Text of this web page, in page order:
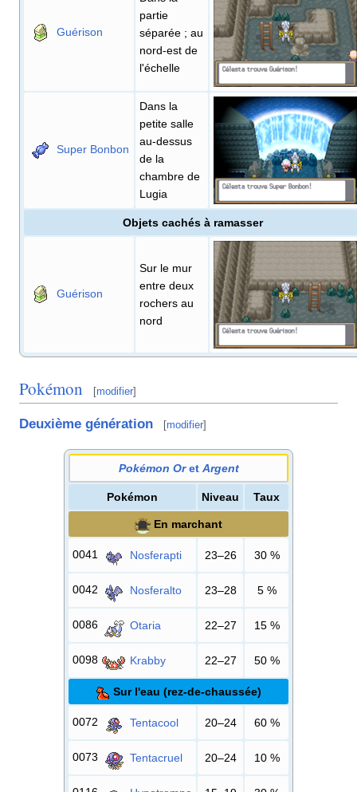
Guérison
partie
séparée ; au
nord-est de
l'échelle
Super Bonbon
Dans la
petite salle
au-dessus
de la
chambre de
Lugia
Objets cachés à ramasser
Guérison
Sur le mur
entre deux
rochers au
nord
Pokémon [modifier]
Deuxième génération [modifier]
Pokémon Oret Argent
Pokémon Niveau Taux
En marchant
0041 Nosferapti 23–26 30 %
0042 Nosferalto 23–28 5 %
0086 Otaria 22–27 15 %
0098 Krabby 22–27 50 %
Sur l'eau (rez-de-chaussée)
0072 Tentacool 20–24 60 %
0073 Tentacruel 20–24 10 %